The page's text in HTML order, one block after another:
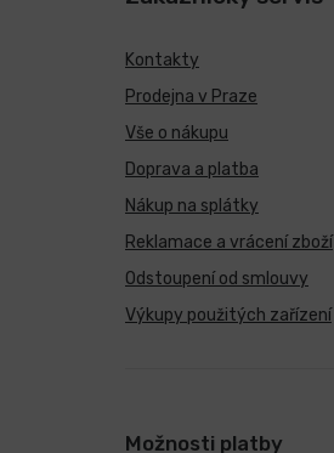
Kontakty
Prodejna v Praze
Vše o nákupu
Doprava a platba
Nákup na splátky
Reklamace a vrácení zboží
Odstoupení od smlouvy
Výkupy použitých zařízení
Možnosti platby